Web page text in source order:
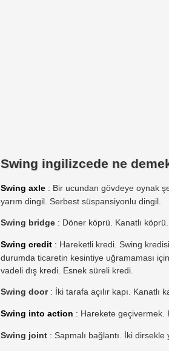
Swing ingilizcede ne
Swing axle : Bir ucundan gövdeye oynak
yarım dingil. Serbest süspansiyonlu dingil.
Swing bridge : Döner köprü. Kanatlı
Swing credit : Hareketli kredi. Swing
durumda ticaretin kesintiye uğramaması için
vadeli dış kredi. Esnek süreli kredi.
Swing door: İki tarafa açılır kapı. Kanatlı
Swing into action : Harekete geçivermek.
Swing joint : Sapmalı bağlantı. İki dirsekle